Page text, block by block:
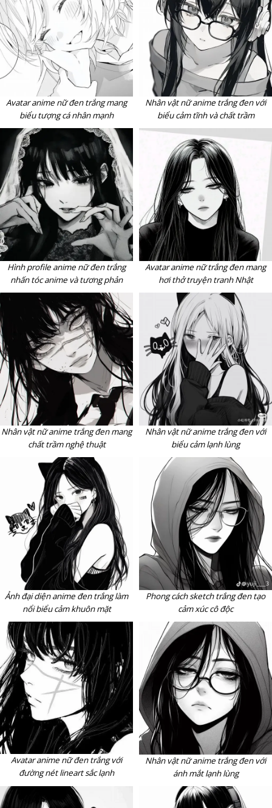
Avatar anime nữ đen trắng mang
biểu tượng cá nhân mạnh
Nhân vật nữ anime trắng đen với
biểu cảm tĩnh và chất trầm
Hình profile anime nữ đen trắng
nhấn tóc anime và tương phản
Avatar anime nữ trắng đen mang
hơi thở truyện tranh Nhật
Nhân vật nữ anime trắng đen mang
chất trầm nghệ thuật
Nhân vật nữ anime trắng đen với
biểu cảm lạnh lùng
Ảnh đại diện anime đen trắng làm
nổi biểu cảm khuôn mặt
Phong cách sketch trắng đen tạo
cảm xúc cô độc
Avatar anime nữ đen trắng với
đường nét lineart sắc lạnh
Nhân vật nữ anime trắng đen với
ánh mắt lạnh lùng